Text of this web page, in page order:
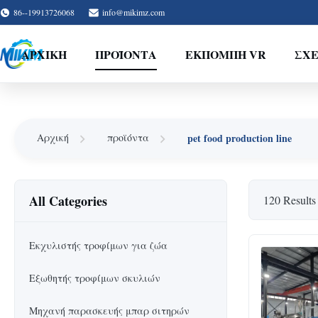
86--19913726068 info@mikimz.com
ΑΡΧΙΚΉ ΠΡΟΪΌΝΤΑ ΕΚΠΟΜΠΉ VR
Αρχική προϊόντα pet food production line
All Categories
Εκχυλιστής τροφίμων για ζώα
Εξωθητής τροφίμων σκυλιών
Μηχανή παρασκευής μπαρ σιτηρών
120